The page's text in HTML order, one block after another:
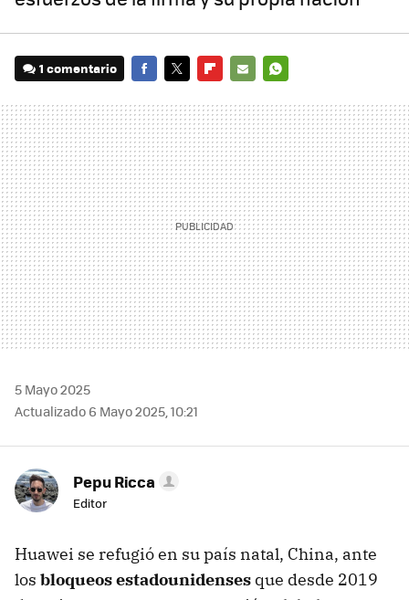
1 comentario
MAIL
5 Mayo 2025
Actualizado 6 Mayo 2025, 10:21
Pepu Ricca
Editor
Huawei se refugió en su país natal, China, ante
los bloqueos estadounidenses que desde 2019